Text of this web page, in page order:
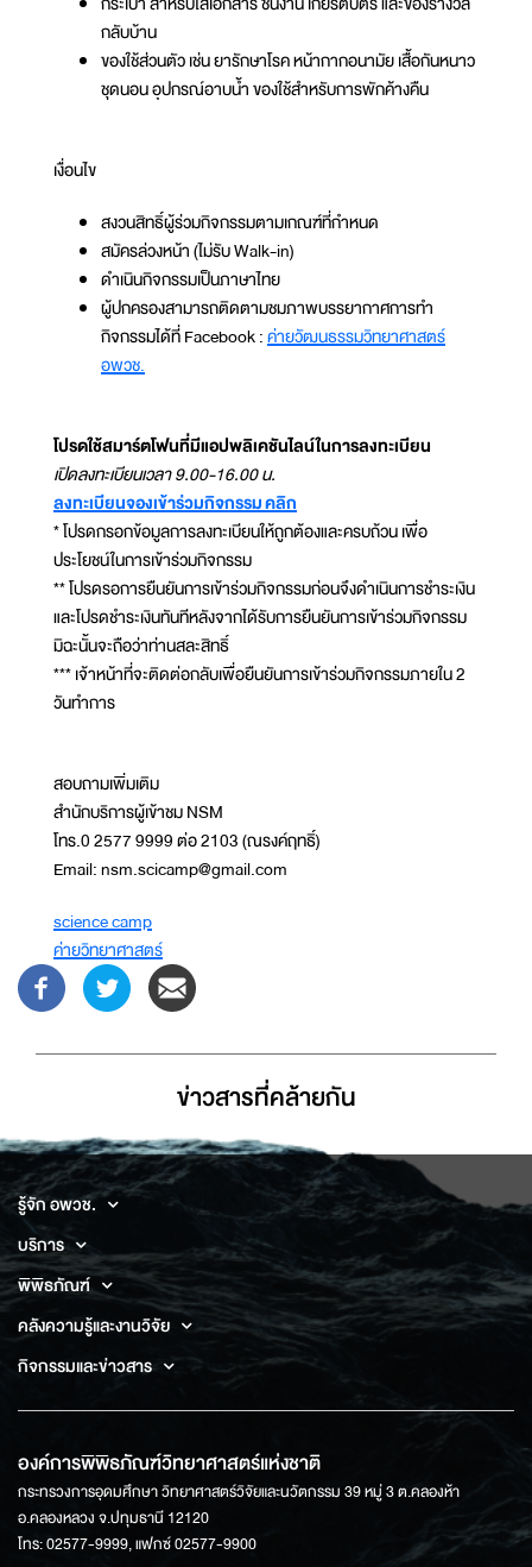
กลับบ้าน
ของใช้ส่วนตัว เช่น ยารักษาโรค หน้ากากอนามัย เสื้อกันหนาว
ชุดนอน อุปกรณ์อาบน้ำ ของใช้สำหรับการพักค้างคืน
เงื่อนไข
สงวนสิทธิ์ผู้ร่วมกิจกรรมตามเกณฑ์ที่กำหนด
สมัครล่วงหน้า (ไม่รับ Walk-in)
ดำเนินกิจกรรมเป็นภาษาไทย
ผู้ปกครองสามารถติดตามชมภาพบรรยากาศการทำ
กิจกรรมได้ที่ Facebook :ค่ายวัฒนธรรมวิทยาศาสตร์
อพวช.
โปรดใช้สมาร์ตโฟนที่มีแอปพลิเคชันไลน์ในการลงทะเบียน
เปิดลงทะเบียนเวลา 9.00-16.00 น.
ลงทะเบียนจองเข้าร่วมกิจกรรม คลิก
* โปรดกรอกข้อมูลการลงทะเบียนให้ถูกต้องและครบถ้วน เพื่อ
ประโยชน์ในการเข้าร่วมกิจกรรม
** โปรดรอการยืนยันการเข้าร่วมกิจกรรมก่อนจึงดำเนินการชำระเงิน
และโปรดชำระเงินทันทีหลังจากได้รับการยืนยันการเข้าร่วมกิจกรรม
มิฉะนั้นจะถือว่าท่านสละสิทธิ์
*** เจ้าหน้าที่จะติดต่อกลับเพื่อยืนยันการเข้าร่วมกิจกรรมภายใน 2
วันทำการ
สอบถามเพิ่มเติม
สำนักบริการผู้เข้าชม NSM
โทร.0 2577 9999 ต่อ 2103 (ณรงค์ฤทธิ์)
Email: nsm.scicamp@gmail.com
science camp
ค่ายวิทยาศาสตร์
ข่าวสารที่่คล้ายกัน
รู้จัก อพวช.
บริการ
พิพิธภัณฑ์
คลังความรู้และงานวิจัย
กิจกรรมและข่าวสาร
องค์การพิพิธภัณฑ์วิทยาศาสตร์แห่งชาติ
กระทรวงการอุดมศึกษา วิทยาศาสตร์วิจัยและนวัตกรรม 39 หมู่ 3 ต.คลองห้า
อ.คลองหลวง จ.ปทุมธานี 12120
โทร: 02577-9999, แฟกซ์ 02577-9900